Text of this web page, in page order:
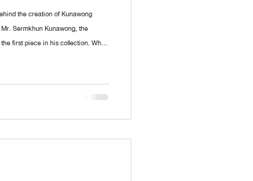
the creation of Kunawong
Sermkhun Kunawong, the
first piece in his collection. What